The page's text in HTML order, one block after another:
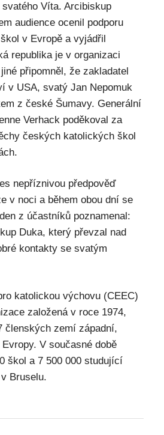
Víta. Arcibiskup
audience ocenil podporu
v Evropě a vyjádřil
republika je v organizaci
připomněl, že zakladatel
v USA, svatý Jan Nepomuk
z české Šumavy. Generální
Verhack poděkoval za
českých katolických škol
nepříznivou předpověď
v noci a během obou dní se
z účastníků poznamenal:
Duka, který převzal nad
kontakty se svatým
katolickou výchovu (CEEC)
založená v roce 1974,
členských zemí západní,
V současné době
škol a 7 500 000 studující
Bruselu.